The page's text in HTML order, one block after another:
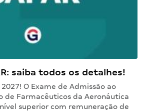
saiba todos os detalhes!
O Exame de Admissão ao
de Farmacêuticos da Aeronáutica
superior com remuneração de